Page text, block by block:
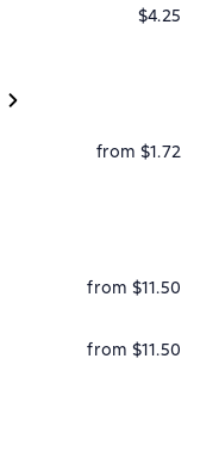
$4.25
from $1.72
from $11.50
from $11.50